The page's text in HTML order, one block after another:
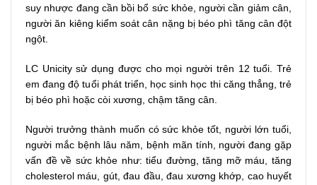
suy nhược đang cần bồi bổ sức khỏe, người cần giảm cân,
người ăn kiêng kiểm soát cân nặng bị béo phì tăng cân đột
ngột.
LC Unicity sử dụng được cho mọi người trên 12 tuổi. Trẻ
em đang độ tuổi phát triển, học sinh học thi căng thẳng, trẻ
bị béo phì hoặc còi xương, chậm tăng cân.
Người trưởng thành muốn có sức khỏe tốt, người lớn tuổi,
người mắc bệnh lâu năm, bệnh mãn tính, người đang gặp
vấn đề về sức khỏe như: tiểu đường, tăng mỡ máu, tăng
cholesterol máu, gút, đau đầu, đau xương khớp, cao huyết